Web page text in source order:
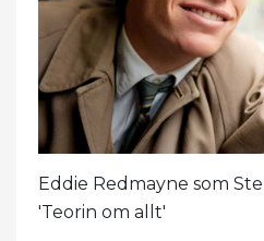
Eddie Redmayne som
'Teorin om allt'